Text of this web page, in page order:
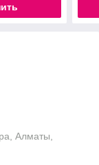
Алматы,